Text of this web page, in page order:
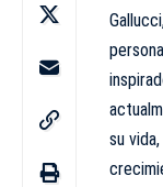
su